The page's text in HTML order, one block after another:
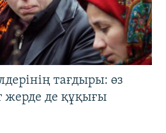
тағдыры: өз
жерде де құқығы